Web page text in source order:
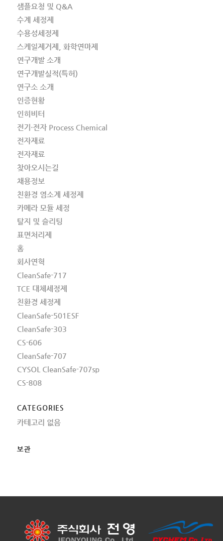
샘플요청 및 Q&A
수계 세정제
수용성세정제
스케일제거제, 화학연마제
연구개발 소개
연구개발실적(특허)
연구소 소개
인증현황
인히비터
전기·전자 Process Chemical
전자재료
전자재료
찾아오시는길
채용정보
친환경 염소계 세정제
카메라 모듈 세정
탈지 및 슬리팅
표면처리제
홈
회사연혁
CleanSafe-717
TCE 대체세정제
친환경 세정제
CleanSafe-501ESF
CleanSafe-303
CS-606
CleanSafe-707
CYSOL CleanSafe-707sp
CS-808
CATEGORIES
카테고리 없음
보관